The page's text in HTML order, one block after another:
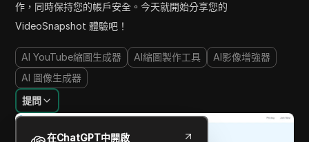
作，同時保持您的帳戶安全。今天就開始分享您的
VideoSnapshot 體驗吧！
AI YouTube縮圖生成器 AI縮圖製作工具
AI影像增強器
AI 圖像生成器
提問
在ChatGPT中開啟